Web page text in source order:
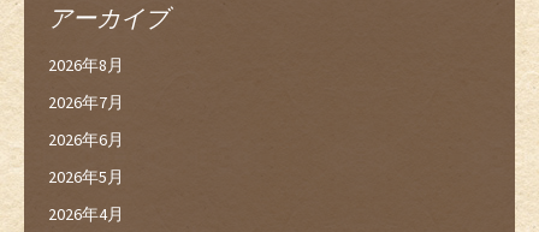
アーカイブ
2026年8月
2026年7月
2026年6月
2026年5月
2026年4月